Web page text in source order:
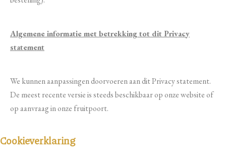
Algemene informatie met betrekking tot dit Privacy
statement
We kunnen aanpassingen doorvoeren aan dit Privacy statement.
De meest recente versie is steeds beschikbaar op onze website of
op aanvraag in onze fruitpoort.
Cookieverklaring